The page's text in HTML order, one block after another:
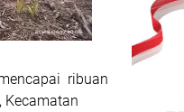
ribuan
Kecamatan